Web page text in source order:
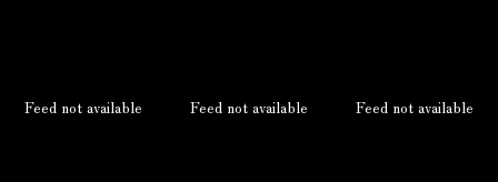
Feed not available Feed not available Feed not available